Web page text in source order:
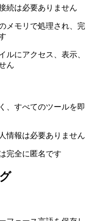
続は必要ありません
メモリで処理され、完
ルにアクセス、表示、
ん
、すべてのツールを即
情報は必要ありません
完全に匿名です